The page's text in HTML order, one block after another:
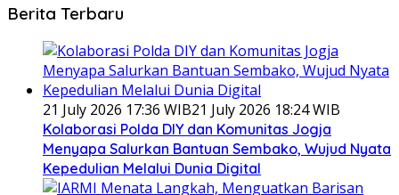
Berita Terbaru
21 July 2026 17:36 WIB21 July 2026 18:24 WIB
Kolaborasi Polda DIY dan Komunitas Jogja
Menyapa Salurkan Bantuan Sembako, Wujud Nyata
Kepedulian Melalui Dunia Digital